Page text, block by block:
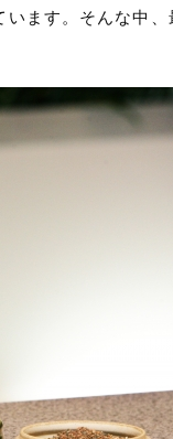
ます。そんな中、